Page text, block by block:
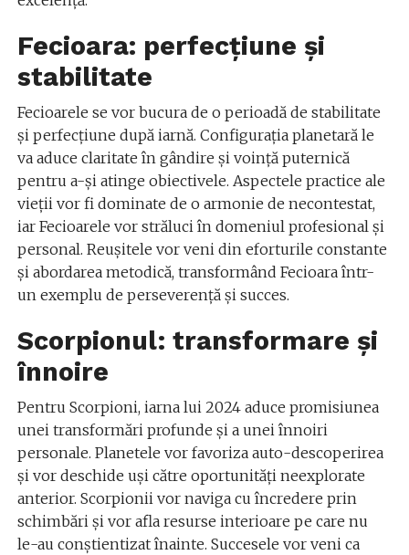
Fecioara: perfecțiune și
stabilitate
Fecioarele se vor bucura de o perioadă de stabilitate
și perfecțiune după iarnă. Configurația planetară le
va aduce claritate în gândire și voință puternică
pentru a-și atinge obiectivele. Aspectele practice ale
vieții vor fi dominate de o armonie de necontestat,
iar Fecioarele vor străluci în domeniul profesional și
personal. Reușitele vor veni din eforturile constante
și abordarea metodică, transformând Fecioara într-
un exemplu de perseverență și succes.
Scorpionul: transformare și
înnoire
Pentru Scorpioni, iarna lui 2024 aduce promisiunea
unei transformări profunde și a unei înnoiri
personale. Planetele vor favoriza auto-descoperirea
și vor deschide uși către oportunități neexplorate
anterior. Scorpionii vor naviga cu încredere prin
schimbări și vor afla resurse interioare pe care nu
le-au conștientizat înainte. Succesele vor veni ca